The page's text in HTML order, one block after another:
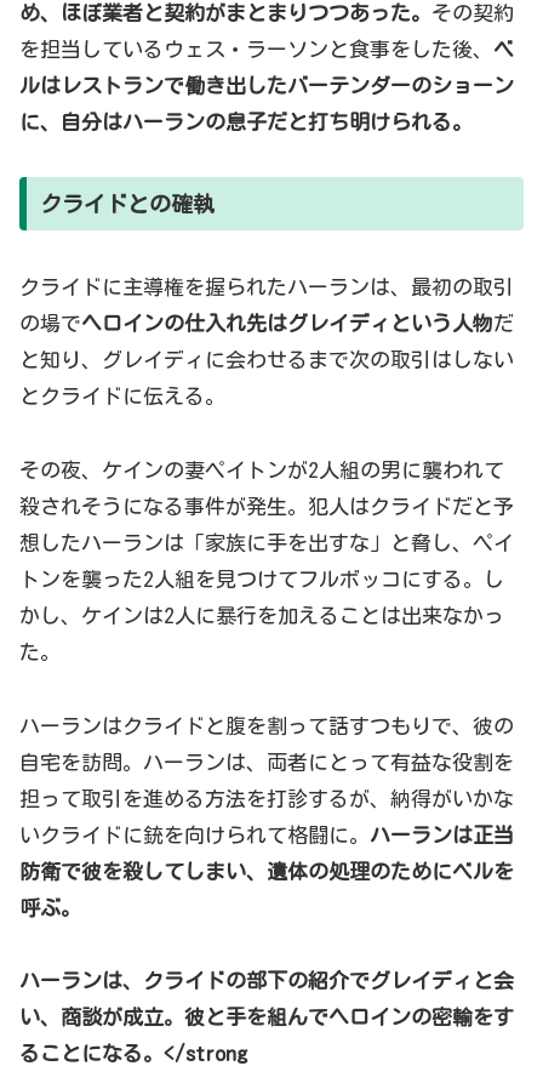
め、ほぼ業者と契約がまとまりつつあった。 その契約
を担当しているウェス・ラーソンと食事をした後、 ベ
ルはレストランで働き出したバーテンダーのショーン
に、自分はハーランの息子だと打ち明けられる。
クライドとの確執
クライドに主導権を握られたハーランは、最初の取引
の場でヘロインの仕入れ先はグレイディという人物だ
と知り、グレイディに会わせるまで次の取引はしない
とクライドに伝える。
その夜、ケインの妻ペイトンが2人組の男に襲われて
殺されそうになる事件が発生。犯人はクライドだと予
想したハーランは「家族に手を出すな」と脅し、ペイ
トンを襲った2人組を見つけてフルボッコにする。し
かし、ケインは2人に暴行を加えることは出来なかっ
た。
ハーランはクライドと腹を割って話すつもりで、彼の
自宅を訪問。ハーランは、両者にとって有益な役割を
担って取引を進める方法を打診するが、納得がいかな
いクライドに銃を向けられて格闘に。 ハーランは正当
防衛で彼を殺してしまい、遺体の処理のためにベルを
呼ぶ。
ハーランは、クライドの部下の紹介でグレイディと会
い、商談が成立。彼と手を組んでヘロインの密輸をす
ることになる。</strong